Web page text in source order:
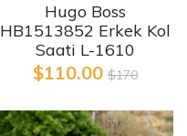
Hugo Boss
HB1513852 Erkek Kol
Saati L-1610
$110.00$170